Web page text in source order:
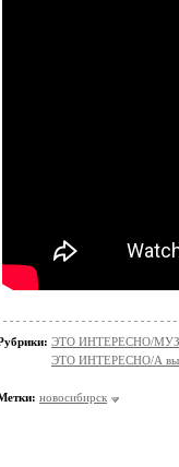
ЭТО ИНТЕРЕСНО/
ЭТО ИНТЕРЕСНО/А вы
новосибирск